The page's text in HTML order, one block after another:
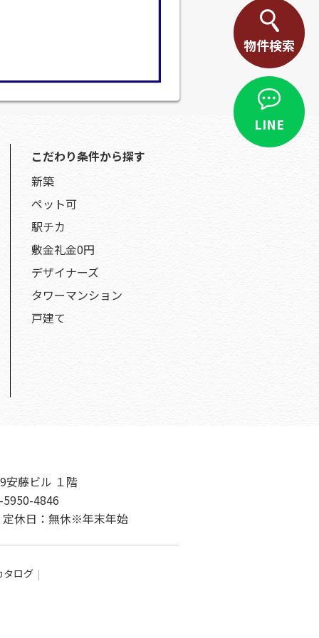
物件検索
LINE
こだわり条件から探す
新築
ペット可
駅チカ
敷金礼金0円
デザイナーズ
タワーマンション
戸建て
安藤ビル １階
5950-4846
休日：無休※年末年始
タログ